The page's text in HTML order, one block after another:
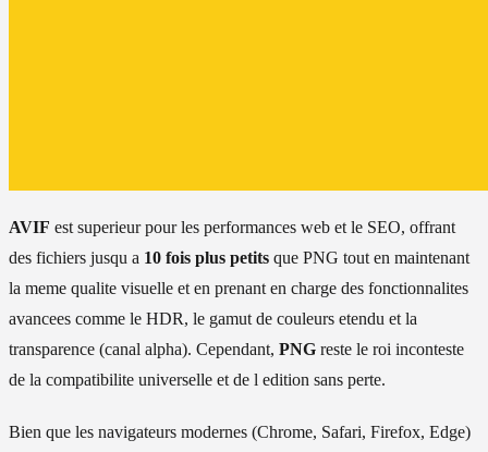
AVIF est superieur pour les performances web et le SEO, offrant
des fichiers jusqu a 10 fois plus petits que PNG tout en maintenant
la meme qualite visuelle et en prenant en charge des fonctionnalites
avancees comme le HDR, le gamut de couleurs etendu et la
transparence (canal alpha). Cependant, PNG reste le roi inconteste
de la compatibilite universelle et de l edition sans perte.
Bien que les navigateurs modernes (Chrome, Safari, Firefox, Edge)